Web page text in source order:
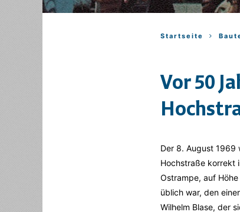
Startseite
Vor 50
Der 8. August 1969
Hochstraße korrekt
Ostrampe, auf
üblich war, den
Wilhelm Blase, der